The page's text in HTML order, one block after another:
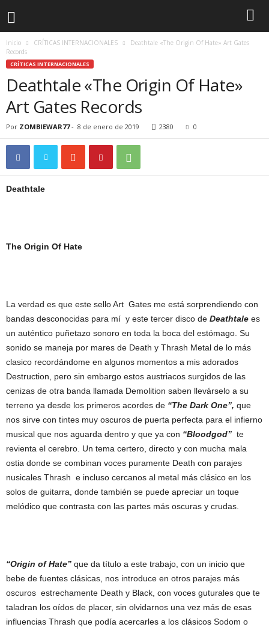
Inicio CRÍTICAS INTERNACIONALES
Deathtale «The Origin Of Hate» Art Gates
Records
CRÍTICAS INTERNACIONALES
Deathtale «The Origin Of Hate»
Art Gates Records
Por ZOMBIEWAR77- 8 de enero de 2019 2380 0
Deathtale
The Origin Of Hate
La verdad es que este sello Art Gates me está sorprendiendo con
bandas desconocidas para mí y este tercer disco de Deathtale es
un auténtico puñetazo sonoro en toda la boca del estómago. Su
sonido se maneja por mares de Death y Thrash Metal de lo más
clasico recordándome en algunos momentos a mis adorados
Destruction, pero sin embargo estos austriacos surgidos de las
cenizas de otra banda llamada Demolition saben llevárselo a su
terreno ya desde los primeros acordes de “The Dark One”, que
nos sirve con tintes muy oscuros de puerta perfecta para el infierno
musical que nos aguarda dentro y que ya con “Bloodgod” te
revienta el cerebro. Un tema certero, directo y con mucha mala
ostia donde se combinan voces puramente Death con parajes
nusicales Thrash e incluso cercanos al metal más clásico en los
solos de guitarra, donde también se puede apreciar un toque
melódico que contrasta con las partes más oscuras y crudas.
“Origin of Hate” que da título a este trabajo, con un inicio que
bebe de fuentes clásicas, nos introduce en otros parajes más
oscuros estrechamente Death y Black, con voces guturales que te
taladran los oídos de placer, sin olvidarnos una vez más de esas
influencias Thrash que podía acercarles a los clásicos Sodom o